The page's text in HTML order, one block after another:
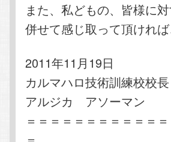
また、私どもの、皆様に
併せて感じ取って頂けれ
2011年11月19日
カルマハロ技術訓練校校長
アルジカ アソーマン
＝＝＝＝＝＝＝＝＝＝＝